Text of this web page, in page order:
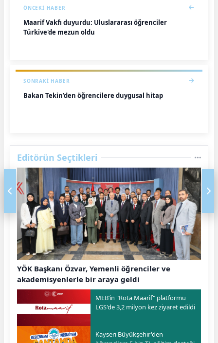
ÖNCEKI HABER
Maarif Vakfı duyurdu: Uluslararası öğrenciler
Türkiye'de mezun oldu
SONRAKI HABER
Bakan Tekin’den öğrencilere duygusal hitap
Editörün Seçtikleri
YÖK Başkanı Özvar, Yemenli öğrenciler ve
akademisyenlerle bir araya geldi
MEB’in "Rota Maarif" platformu
LGS'de 3,2 milyon kez ziyaret edildi
Kayseri Büyükşehir'den